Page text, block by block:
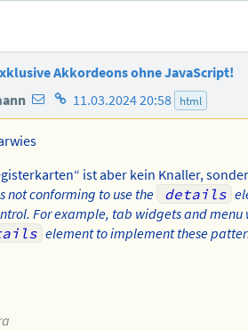
Akkordeons ohne JavaScript!
E-
Mail-
Adresse
Autors
Homepage
des
11.03.2024 20:58 html
ist aber kein Knaller,
not conforming to use the details
For example, tab widgets and
element to implement these